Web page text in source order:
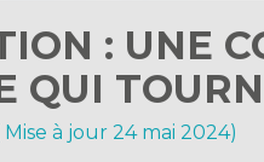
: UNE
QUI
Mise à jour 24 mai 2024)